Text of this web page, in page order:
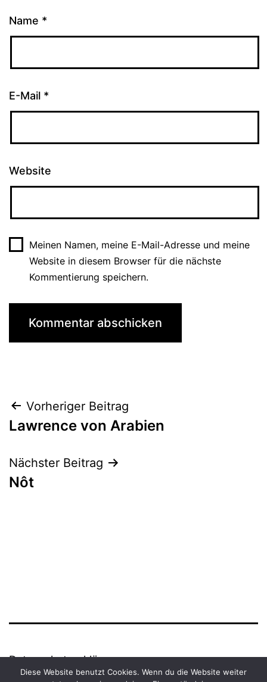
Name *
E-Mail *
Website
Meinen Namen, meine E-Mail-Adresse und meine
Website in diesem Browser für die nächste
Kommentierung speichern.
Beitrags-
Navigation
Vorheriger Beitrag
Lawrence von Arabien
Nächster Beitrag
Nôt
Datenschutzerklärung
Diese Website benutzt Cookies. Wenn du die Website weiter